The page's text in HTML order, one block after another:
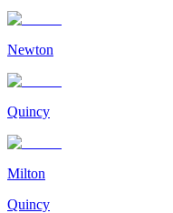
Newton
Quincy
Milton
Quincy